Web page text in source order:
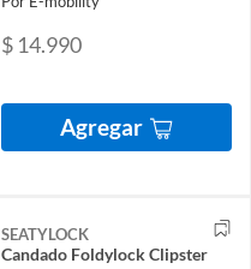
$ 14.990
Agregar
SEATYLOCK
Candado Foldylock Clipster